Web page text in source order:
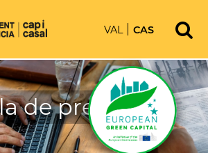
VAL CAS
de prensa